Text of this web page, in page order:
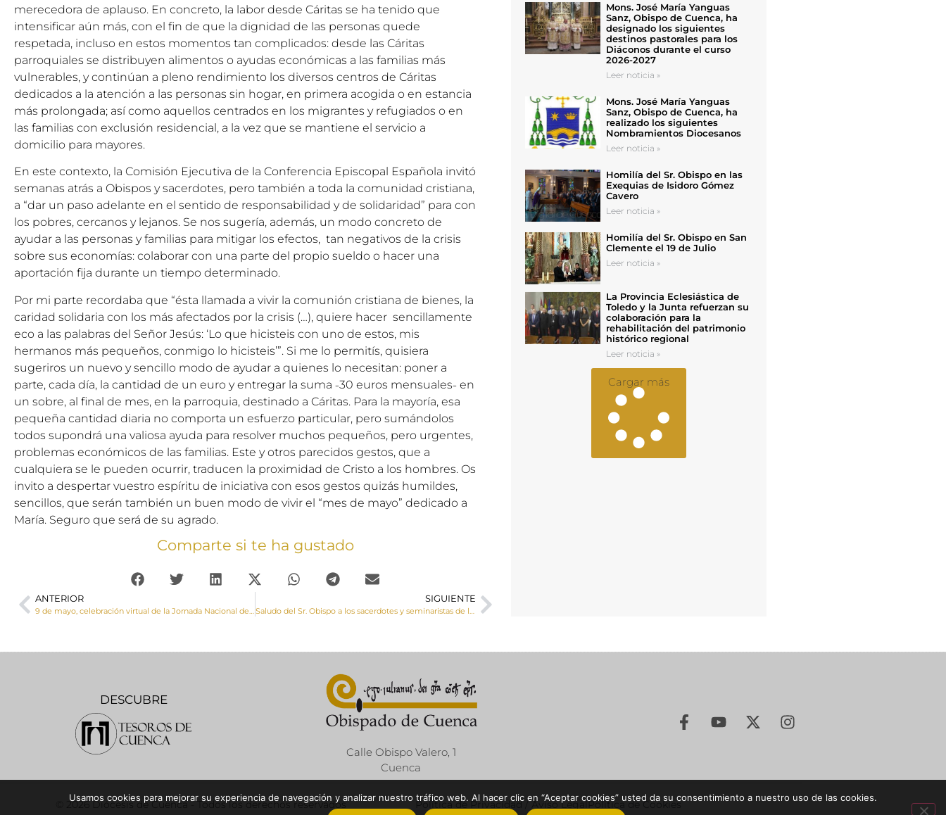
merecedora de aplauso. En concreto, la labor desde Cáritas se ha tenido que
intensificar aún más, con el fin de que la dignidad de las personas quede
respetada, incluso en estos momentos tan complicados: desde las Cáritas
parroquiales se distribuyen alimentos o ayudas económicas a las familias más
vulnerables, y continúan a pleno rendimiento los diversos centros de Cáritas
dedicados a la atención a las personas sin hogar, en primera acogida o en estancia
más prolongada; así como aquellos centrados en los migrantes y refugiados o en
las familias con exclusión residencial, a la vez que se mantiene el servicio a
domicilio para mayores.
En este contexto, la Comisión Ejecutiva de la Conferencia Episcopal Española invitó
semanas atrás a Obispos y sacerdotes, pero también a toda la comunidad cristiana,
a “dar un paso adelante en el sentido de responsabilidad y de solidaridad” para con
los pobres, cercanos y lejanos. Se nos sugería, además, un modo concreto de
ayudar a las personas y familias para mitigar los efectos, tan negativos de la crisis
sobre sus economías: colaborar con una parte del propio sueldo o hacer una
aportación fija durante un tiempo determinado.
Por mi parte recordaba que “ésta llamada a vivir la comunión cristiana de bienes, la
caridad solidaria con los más afectados por la crisis (…), quiere hacer sencillamente
eco a las palabras del Señor Jesús: ‘Lo que hicisteis con uno de estos, mis
hermanos más pequeños, conmigo lo hicisteis’”. Si me lo permitís, quisiera
sugeriros un nuevo y sencillo modo de ayudar a quienes lo necesitan: poner a
parte, cada día, la cantidad de un euro y entregar la suma ˗30 euros mensuales˗ en
un sobre, al final de mes, en la parroquia, destinado a Cáritas. Para la mayoría, esa
pequeña cantidad diaria no comporta un esfuerzo particular, pero sumándolos
todos supondrá una valiosa ayuda para resolver muchos pequeños, pero urgentes,
problemas económicos de las familias. Este y otros parecidos gestos, que a
cualquiera se le pueden ocurrir, traducen la proximidad de Cristo a los hombres. Os
invito a despertar vuestro espíritu de iniciativa con esos gestos quizás humildes,
sencillos, que serán también un buen modo de vivir el “mes de mayo” dedicado a
María. Seguro que será de su agrado.
Comparte si te ha gustado
ANTERIOR
9 de mayo, celebración virtual de la Jornada Nacional de Apostolado Seglar
SIGUIENTE
Saludo del Sr. Obispo a los sacerdotes y seminaristas de la diócesis en la fiesta de San Juan de Ávila
Mons. José María Yanguas
Sanz, Obispo de Cuenca, ha
designado los siguientes
destinos pastorales para los
Diáconos durante el curso
2026-2027
Leer noticia »
Mons. José María Yanguas
Sanz, Obispo de Cuenca, ha
realizado los siguientes
Nombramientos Diocesanos
Leer noticia »
Homilía del Sr. Obispo en las
Exequias de Isidoro Gómez
Cavero
Leer noticia »
Homilía del Sr. Obispo en San
Clemente el 19 de Julio
Leer noticia »
La Provincia Eclesiástica de
Toledo y la Junta refuerzan su
colaboración para la
rehabilitación del patrimonio
histórico regional
Leer noticia »
Cargar más
DESCUBRE
Calle Obispo Valero, 1
Cuenca
© 2026 Diócesis de Cuenca - Todos los derechos reservados Política de Privacidad / Aviso LegalPolítica de Cookies
Usamos cookies para mejorar su experiencia de navegación y analizar nuestro tráfico web. Al hacer clic en “Aceptar cookies” usted da su consentimiento a nuestro uso de las cookies.